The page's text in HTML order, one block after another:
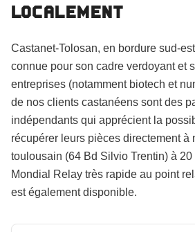
localement
Castanet-Tolosan, en bordure sud-
connue pour son cadre verdoyant et
entreprises (notamment biotech et
de nos clients castanéens sont des
indépendants qui apprécient la
récupérer leurs pièces directement à
toulousain (64 Bd Silvio Trentin) à
Mondial Relay très rapide au point
est également disponible.